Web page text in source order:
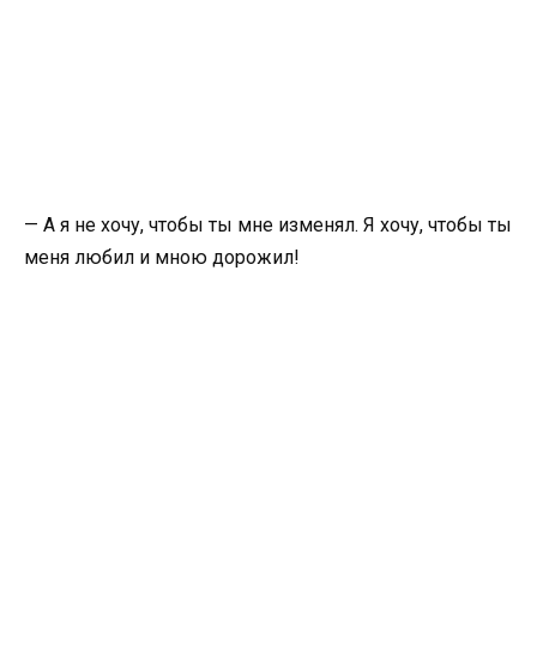
— А я не хочу, чтобы ты мне изменял. Я хочу, чтобы ты
меня любил и мною дорожил!